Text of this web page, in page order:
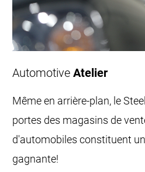
AutomotiveAtelier
Même en arrière-plan, le
portes des magasins de
d'automobiles constituent
gagnante!